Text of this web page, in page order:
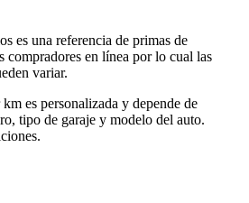
es una referencia de primas de
compradores en línea por lo cual las
variar.
es personalizada y depende de
tipo de garaje y modelo del auto.